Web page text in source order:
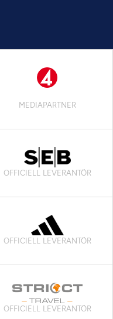
MEDIAPARTNER
OFFICIELL LEVERANTÖR
OFFICIELL LEVERANTÖR
OFFICIELL LEVERANTÖR